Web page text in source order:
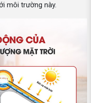
môi trường này.